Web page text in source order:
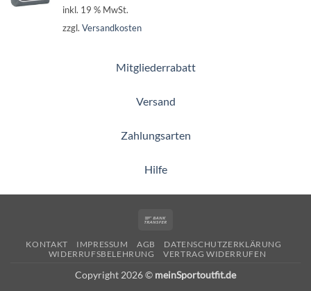
inkl. 19 % MwSt.
zzgl. Versandkosten
Mitgliederrabatt
Versand
Zahlungsarten
Hilfe
KONTAKT IMPRESSUM AGB
DATENSCHUTZERKLÄRUNG
WIDERRUFSBELEHRUNG
VERTRAG WIDERRUFEN
Copyright 2026 © meinSportoutfit.de